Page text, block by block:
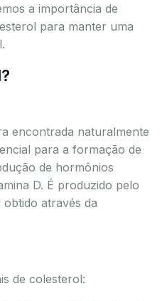
a importância de
para manter uma
encontrada naturalmente
para a formação de
de hormônios
D. É produzido pelo
através da
de colesterol: